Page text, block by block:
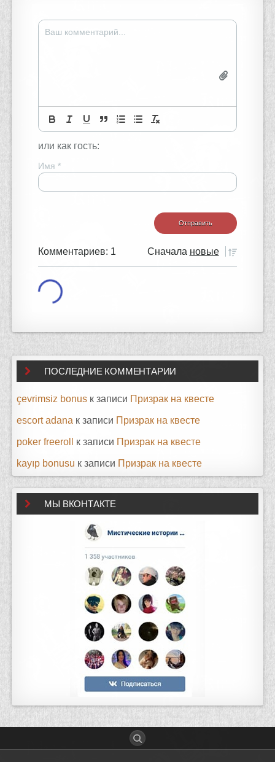
или как гость:
Имя *
Комментариев: 1 Сначала новые
ПОСЛЕДНИЕ КОММЕНТАРИИ
çevrimsiz bonus к записи Призрак на квесте
escort adana к записи Призрак на квесте
poker freeroll к записи Призрак на квесте
kayıp bonusu к записи Призрак на квесте
МЫ ВКОНТАКТЕ